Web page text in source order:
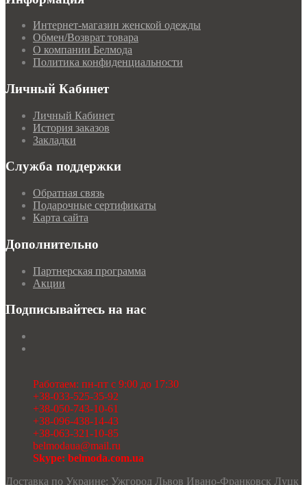
Интернет-магазин женской одежды
Обмен/Возврат товара
О компании Белмода
Политика конфиденциальности
Личный Кабинет
Личный Кабинет
История заказов
Закладки
Служба поддержки
Обратная связь
Подарочные сертификаты
Карта сайта
Дополнительно
Партнерская программа
Акции
Подписывайтесь на нас
Работаем: пн-пт с 9:00 до 17:30
+38-033-525-35-92
+38-050-743-10-61
+38-096-438-14-43
+38-063-321-10-85
belmodaua@mail.ru
Skype: belmoda.com.ua
Доставка по Украине: Ужгород Львов Ивано-Франковск Луцк